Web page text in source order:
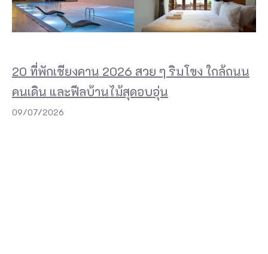
20 ที่พักเชียงคาน 2026 สวย ๆ ริมโขง ใกล้ถนน
คนเดิน และฟีลบ้านไม้สุดอบอุ่น
09/07/2026